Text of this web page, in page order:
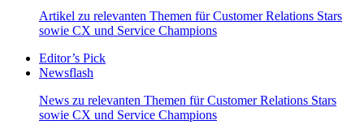
Artikel zu relevanten Themen für Customer Relations Stars
sowie CX und Service Champions
Editor’s Pick
Newsflash
News zu relevanten Themen für Customer Relations Stars
sowie CX und Service Champions